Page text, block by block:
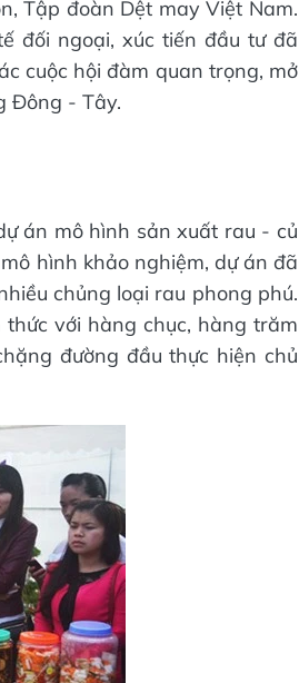
Tập đoàn Dệt may Việt Nam.
đối ngoại, xúc tiến đầu tư đã
cuộc hội đàm quan trọng, mở
Đông - Tây.
án mô hình sản xuất rau - củ
hình khảo nghiệm, dự án đã
chủng loại rau phong phú.
với hàng chục, hàng trăm
đường đầu thực hiện chủ